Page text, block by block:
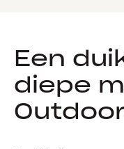
Een
diepe